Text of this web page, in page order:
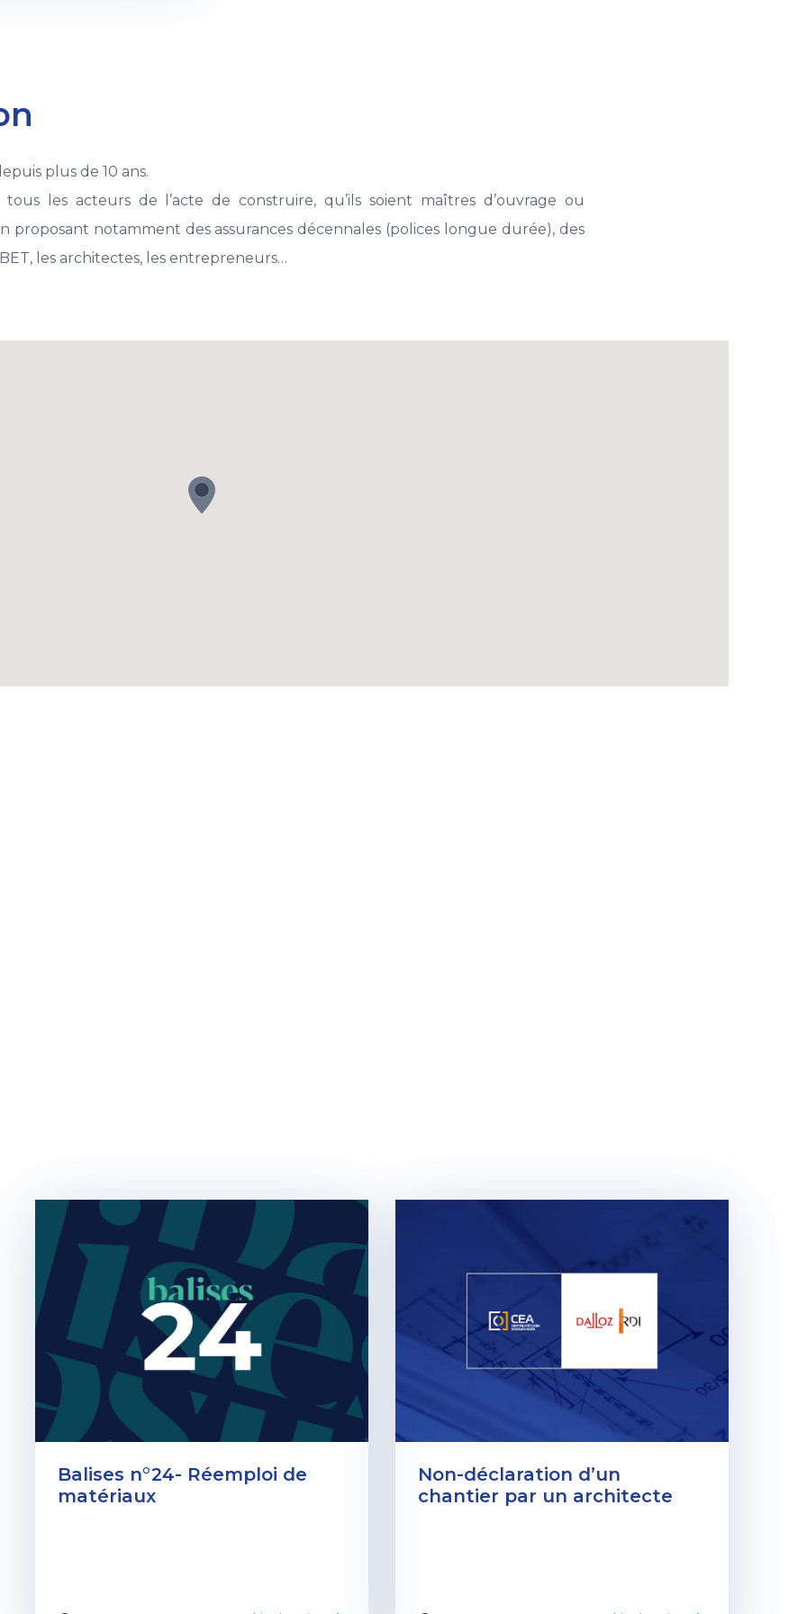
plus de 10 ans.
tous les acteurs de l’acte de construire, qu’ils soient maîtres d’ouvrage ou
proposant notamment des assurances décennales (polices longue durée), des
les architectes, les entrepreneurs…
Balises n°24- Réemploi de
matériaux
Non-déclaration d’un
chantier par un architecte